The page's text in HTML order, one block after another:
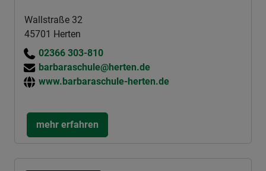
Wallstraße 32
45701 Herten
02366 303-810
barbaraschule@herten.de
www.barbaraschule-herten.de
mehr erfahren